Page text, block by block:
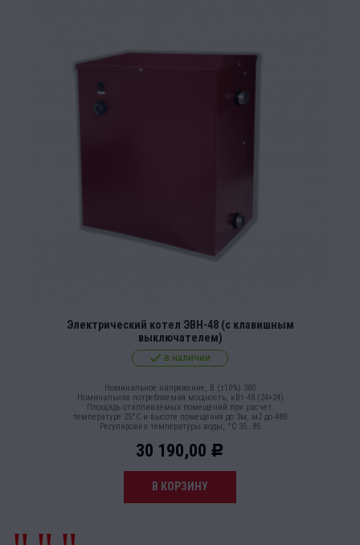
Электрический котел ЭВН-48 (с клавишным
выключателем)
в наличии
Номинальное напряжение, В (±10%) 380
Номинальная потребляемая мощность, кВт 48 (24+24)
Площадь отапливаемых помещений при расчет.
температуре 25°С и высоте помещения до 3м, м2 до 480
Регулировка температуры воды, °С 35…85
30 190,00 Р
В КОРЗИНУ